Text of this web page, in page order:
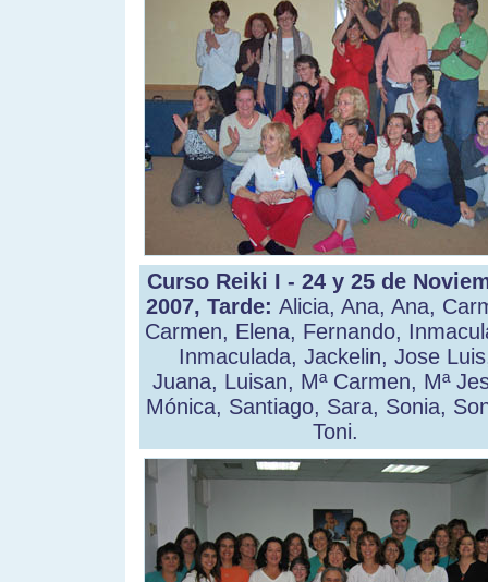
Curso Reiki I - 24 y 25 de
2007, Tarde: Alicia, Ana, Ana,
Carmen, Elena, Fernando,
Inmaculada, Jackelin, Jose
Juana, Luisan, Mª Carmen, Mª
Mónica, Santiago, Sara, Sonia,
Toni.